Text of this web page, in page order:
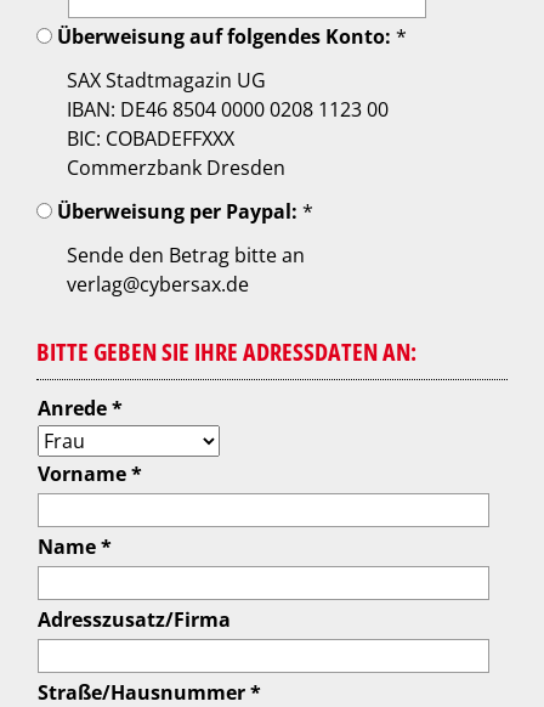
Überweisung auf folgendes Konto: *
SAX Stadtmagazin UG
IBAN: DE46 8504 0000 0208 1123 00
BIC: COBADEFFXXX
Commerzbank Dresden
Überweisung per Paypal: *
Sende den Betrag bitte an
verlag@cybersax.de
BITTE GEBEN SIE IHRE ADRESSDATEN AN:
Anrede *
Vorname *
Name *
Adresszusatz/Firma
Straße/Hausnummer *